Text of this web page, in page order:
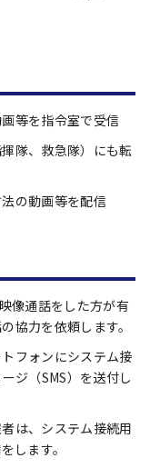
等を指令室で受信
隊、救急隊）にも転
の動画等を配信
像通話をした方が有
協力を依頼します。
フォンにシステム接
ジ（SMS）を送付し
は、システム接続用
します。